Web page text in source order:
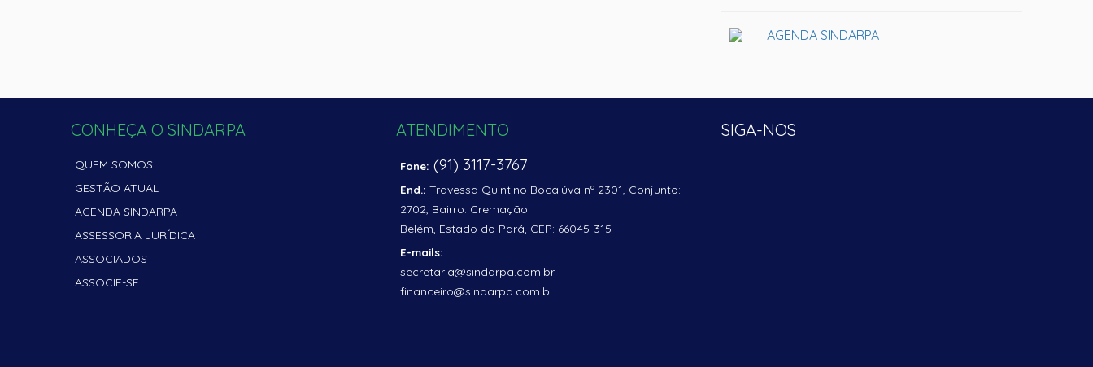
AGENDA SINDARPA
CONHEÇA O SINDARPA
QUEM SOMOS
GESTÃO ATUAL
AGENDA SINDARPA
ASSESSORIA JURÍDICA
ASSOCIADOS
ASSOCIE-SE
ATENDIMENTO
Fone: (91) 3117-3767
End.: Travessa Quintino Bocaiúva nº 2301, Conjunto:
2702, Bairro: Cremação
Belém, Estado do Pará, CEP: 66045-315
E-mails:
secretaria@sindarpa.com.br
financeiro@sindarpa.com.b
SIGA-NOS